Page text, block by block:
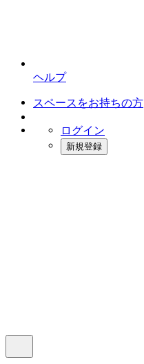
ヘルプ
スペースをお持ちの方
ログイン
新規登録